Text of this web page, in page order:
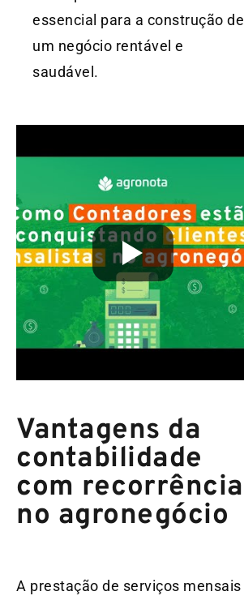
essencial para a construção de
um negócio rentável e
saudável.
Vantagens da
contabilidade
com recorrência
no agronegócio
A prestação de serviços mensais